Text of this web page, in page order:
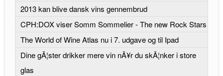
2013 kan blive dansk vins gennembrud
CPH:DOX viser Somm Sommelier - The new Rock Stars
The World of Wine Atlas nu i 7. udgave og til Ipad
Dine gÃ¦ster drikker mere vin nÃ¥r du skÃ¦nker i store
glas